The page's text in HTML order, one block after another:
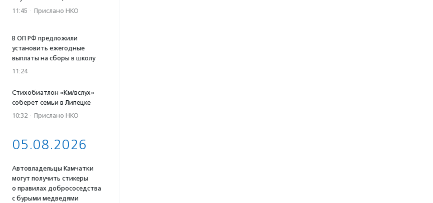
11:45 · Прислано НКО
В ОП РФ предложили
установить ежегодные
выплаты на сборы в школу
11:24
Стихобиатлон «Км/вслух»
соберет семьи в Липецке
10:32 · Прислано НКО
05.08.2026
Автовладельцы Камчатки
могут получить стикеры
о правилах добрососедства
с бурыми медведями